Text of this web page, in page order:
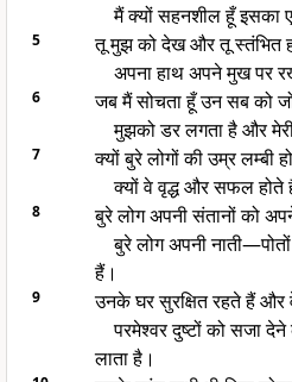
मैं क्यों सहनशील हूँ इसका
5
तू मुझ को देख और तू स्तंभित
अपना हाथ अपने मुख पर
6
जब मैं सोचता हूँ उन सब को
मुझको डर लगता है और
7
क्यों बुरे लोगों की उम्र लम्बी
क्यों वे वृद्ध और सफल होते
8
बुरे लोग अपनी संतानों को
बुरे लोग अपनी
हैं।
9
उनके घर सुरक्षित रहते हैं और
परमेश्वर दुष्टों को सजा
लाता है।